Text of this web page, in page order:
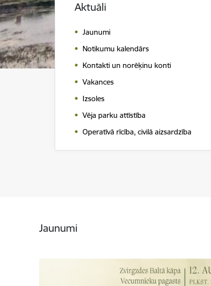
Aktuāli
Jaunumi
Notikumu kalendārs
Kontakti un norēķinu konti
Vakances
Izsoles
Vēja parku attīstība
Operatīvā rīcība, civilā aizsardzība
Jaunumi